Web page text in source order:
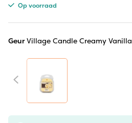
Op voorraad
GeurVillage Candle Creamy Vanilla